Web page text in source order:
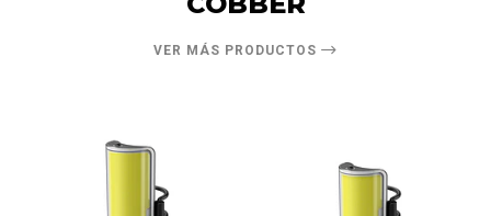
VER MÁS PRODUCTOS